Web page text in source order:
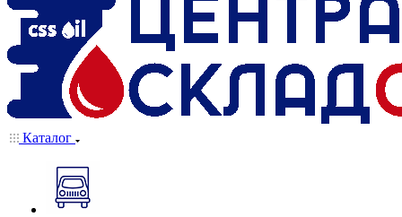
Каталог